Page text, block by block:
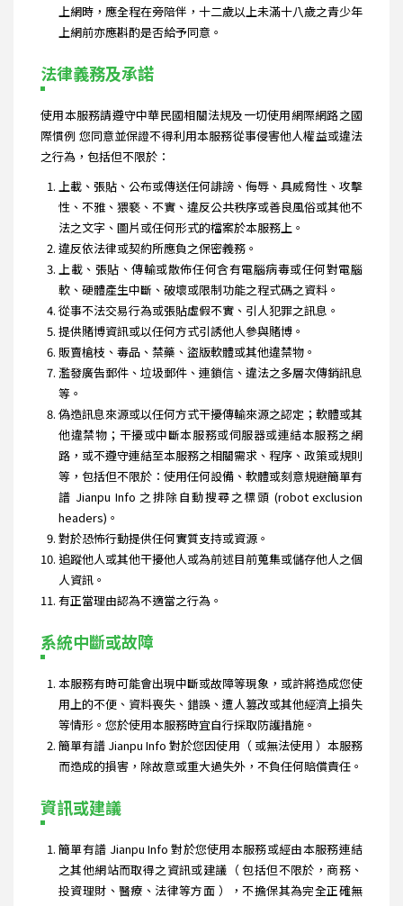
上網時，應全程在旁陪伴，十二歲以上未滿十八歲之青少年
上網前亦應斟酌是否給予同意。
法律義務及承諾
使用本服務請遵守中華民國相關法規及一切使用網際網路之國
際慣例 您同意並保證不得利用本服務從事侵害他人權益或違法
之行為，包括但不限於：
上載、張貼、公布或傳送任何誹謗、侮辱、具威脅性、攻擊
性、不雅、猥褻、不實、違反公共秩序或善良風俗或其他不
法之文字、圖片或任何形式的檔案於本服務上。
違反依法律或契約所應負之保密義務。
上載、張貼、傳輸或散佈任何含有電腦病毒或任何對電腦
軟、硬體產生中斷、破壞或限制功能之程式碼之資料。
從事不法交易行為或張貼虛假不實、引人犯罪之訊息。
提供賭博資訊或以任何方式引誘他人參與賭博。
販賣槍枝、毒品、禁藥、盜版軟體或其他違禁物。
濫發廣告郵件、垃圾郵件、連鎖信、違法之多層次傳銷訊息
等。
偽造訊息來源或以任何方式干擾傳輸來源之認定；軟體或其
他違禁物；干擾或中斷本服務或伺服器或連結本服務之網
路，或不遵守連結至本服務之相關需求、程序、政策或規則
等，包括但不限於：使用任何設備、軟體或刻意規避簡單有
譜 Jianpu Info 之排除自動搜尋之標頭 (robot exclusion
headers)。
對於恐怖行動提供任何實質支持或資源。
追蹤他人或其他干擾他人或為前述目前蒐集或儲存他人之個
人資訊。
有正當理由認為不適當之行為。
系統中斷或故障
本服務有時可能會出現中斷或故障等現象，或許將造成您使
用上的不便、資料喪失、錯誤、遭人篡改或其他經濟上損失
等情形。您於使用本服務時宜自行採取防護措施。
簡單有譜 Jianpu Info 對於您因使用（ 或無法使用 ）本服務
而造成的損害，除故意或重大過失外，不負任何賠償責任。
資訊或建議
簡單有譜 Jianpu Info 對於您使用本服務或經由本服務連結
之其他網站而取得之資訊或建議（ 包括但不限於，商務、
投資理財、醫療、法律等方面 ），不擔保其為完全正確無